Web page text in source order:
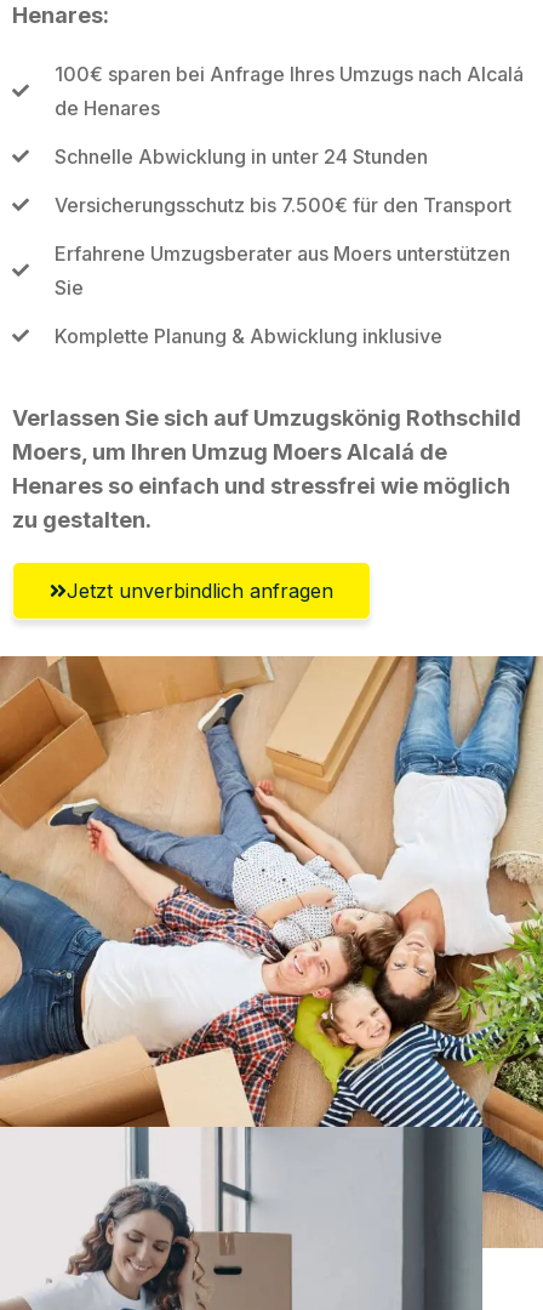
Henares:
100€ sparen bei Anfrage Ihres Umzugs nach Alcalá
de Henares
Schnelle Abwicklung in unter 24 Stunden
Versicherungsschutz bis 7.500€ für den Transport
Erfahrene Umzugsberater aus Moers unterstützen
Sie
Komplette Planung & Abwicklung inklusive
Verlassen Sie sich auf Umzugskönig Rothschild
Moers, um Ihren Umzug Moers Alcalá de
Henares so einfach und stressfrei wie möglich
zu gestalten.
Jetzt unverbindlich anfragen